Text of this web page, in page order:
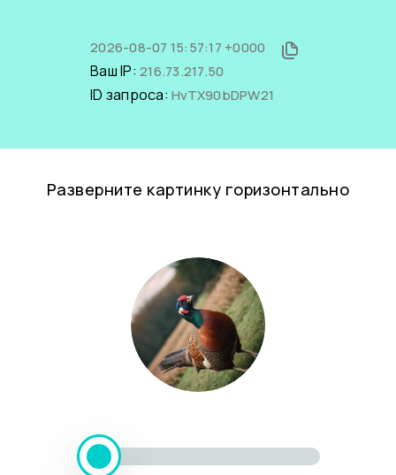
2026-08-07 15:57:17 +0000
Ваш IP: 216.73.217.50
ID запроса: HvTX90bDPW21
Разверните картинку горизонтально